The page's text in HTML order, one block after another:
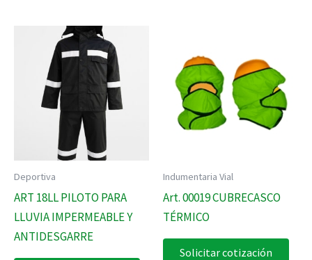
Deportiva
ART 18LL PILOTO PARA
LLUVIA IMPERMEABLE Y
ANTIDESGARRE
Indumentaria Vial
Art. 00019 CUBRECASCO
TÉRMICO
Solicitar cotización